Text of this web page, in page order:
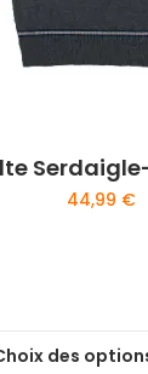
44,99 €
des Ce